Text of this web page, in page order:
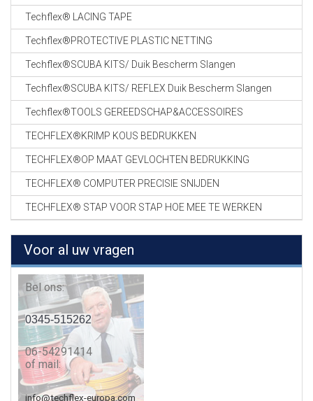
Techflex® LACING TAPE
Techflex®PROTECTIVE PLASTIC NETTING
Techflex®SCUBA KITS/ Duik Bescherm Slangen
Techflex®SCUBA KITS/ REFLEX Duik Bescherm Slangen
Techflex®TOOLS GEREEDSCHAP&ACCESSOIRES
TECHFLEX®KRIMP KOUS BEDRUKKEN
TECHFLEX®OP MAAT GEVLOCHTEN BEDRUKKING
TECHFLEX® COMPUTER PRECISIE SNIJDEN
TECHFLEX® STAP VOOR STAP HOE MEE TE WERKEN
Voor al uw vragen
Bel ons:
0345-515262
06-54291414
of mail:
info@techflex-europa.com